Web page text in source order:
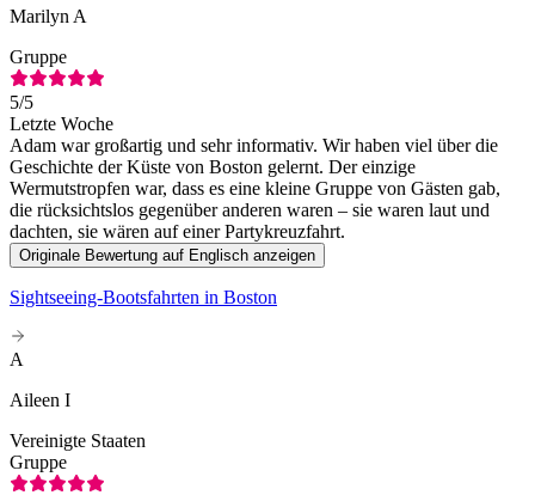
Marilyn A
Gruppe
5/5
Letzte Woche
Adam war großartig und sehr informativ. Wir haben viel über die
Geschichte der Küste von Boston gelernt. Der einzige
Wermutstropfen war, dass es eine kleine Gruppe von Gästen gab,
die rücksichtslos gegenüber anderen waren – sie waren laut und
dachten, sie wären auf einer Partykreuzfahrt.
Originale Bewertung auf Englisch anzeigen
Sightseeing-Bootsfahrten in Boston
A
Aileen I
Vereinigte Staaten
Gruppe